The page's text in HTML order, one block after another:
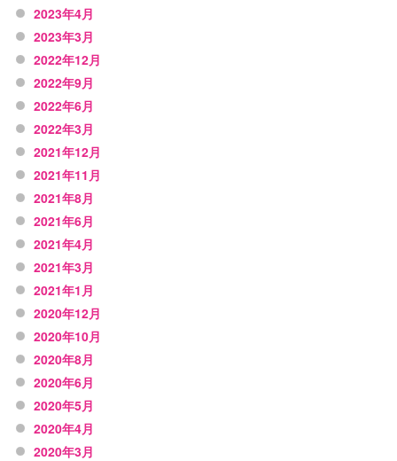
2023年4月
2023年3月
2022年12月
2022年9月
2022年6月
2022年3月
2021年12月
2021年11月
2021年8月
2021年6月
2021年4月
2021年3月
2021年1月
2020年12月
2020年10月
2020年8月
2020年6月
2020年5月
2020年4月
2020年3月